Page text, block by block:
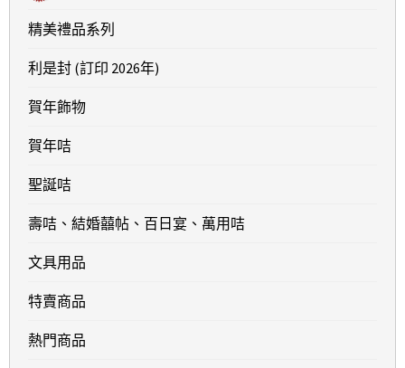
精美禮品系列
利是封 (訂印 2026年)
賀年飾物
賀年咭
聖誕咭
壽咭、結婚囍帖、百日宴、萬用咭
文具用品
特賣商品
熱門商品